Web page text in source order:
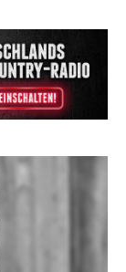
„Late Night
Don’t Care“
zurück –
Akustik